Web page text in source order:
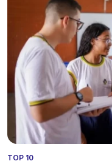
TOP 10